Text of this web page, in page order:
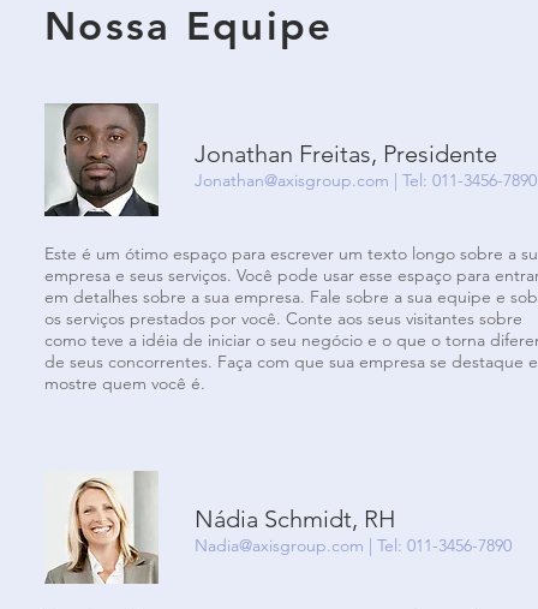
Nossa Equipe
Jonathan Freitas, Presidente
Jonathan@axisgroup.com | Tel: 011-3456-7890
Este é um ótimo espaço para escrever um texto longo sobre a
empresa e seus serviços. Você pode usar esse espaço para
em detalhes sobre a sua empresa. Fale sobre a sua equipe e
os serviços prestados por você. Conte aos seus visitantes sobre
como teve a idéia de iniciar o seu negócio e o que o torna
de seus concorrentes. Faça com que sua empresa se destaque e
mostre quem você é.
Nádia Schmidt, RH
Nadia@axisgroup.com | Tel: 011-3456-7890